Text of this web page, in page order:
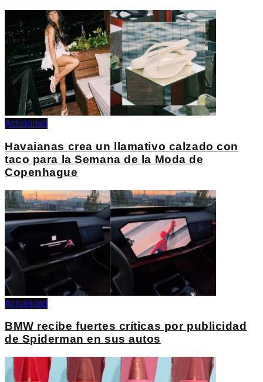
Actualidad
Havaianas crea un llamativo calzado con
taco para la Semana de la Moda de
Copenhague
Actualidad
BMW recibe fuertes críticas por publicidad
de Spiderman en sus autos